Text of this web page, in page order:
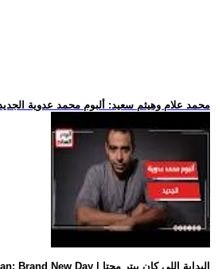
.. محمد علام وهيثم سعيد: ألبوم محمد عدوية
.. فيلم Spider-Man: Brand New Day | البداية اللي كان بيتر محتا